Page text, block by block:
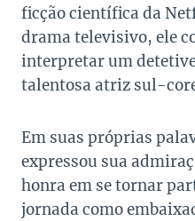
ficção científica da
drama televisivo, ele
interpretar um
talentosa atriz sul-
Em suas próprias
expressou sua
honra em se tornar
jornada como